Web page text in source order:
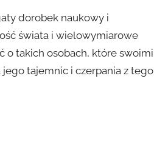
dorobek naukowy i
świata i wielowymiarowe
o takich osobach, które swoimi
tajemnic i czerpania z tego